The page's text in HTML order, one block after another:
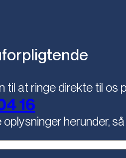
til at ringe direkte til os
16
herunder,